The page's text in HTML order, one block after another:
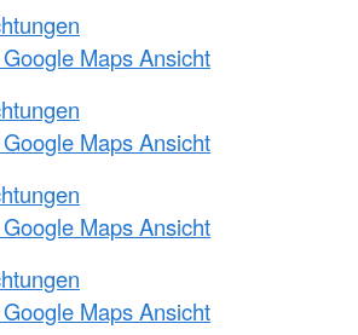
Maps Ansicht
Maps Ansicht
Maps Ansicht
Maps Ansicht